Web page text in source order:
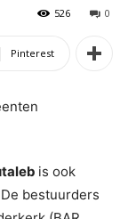
0
526
Pinterest
is ook
bestuurders